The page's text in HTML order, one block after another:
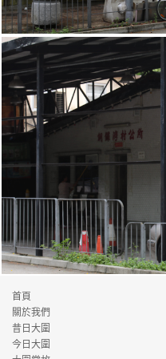
銅鑼灣村
銅鑼灣村
首頁
關於我們
昔日大圍
今日大圍